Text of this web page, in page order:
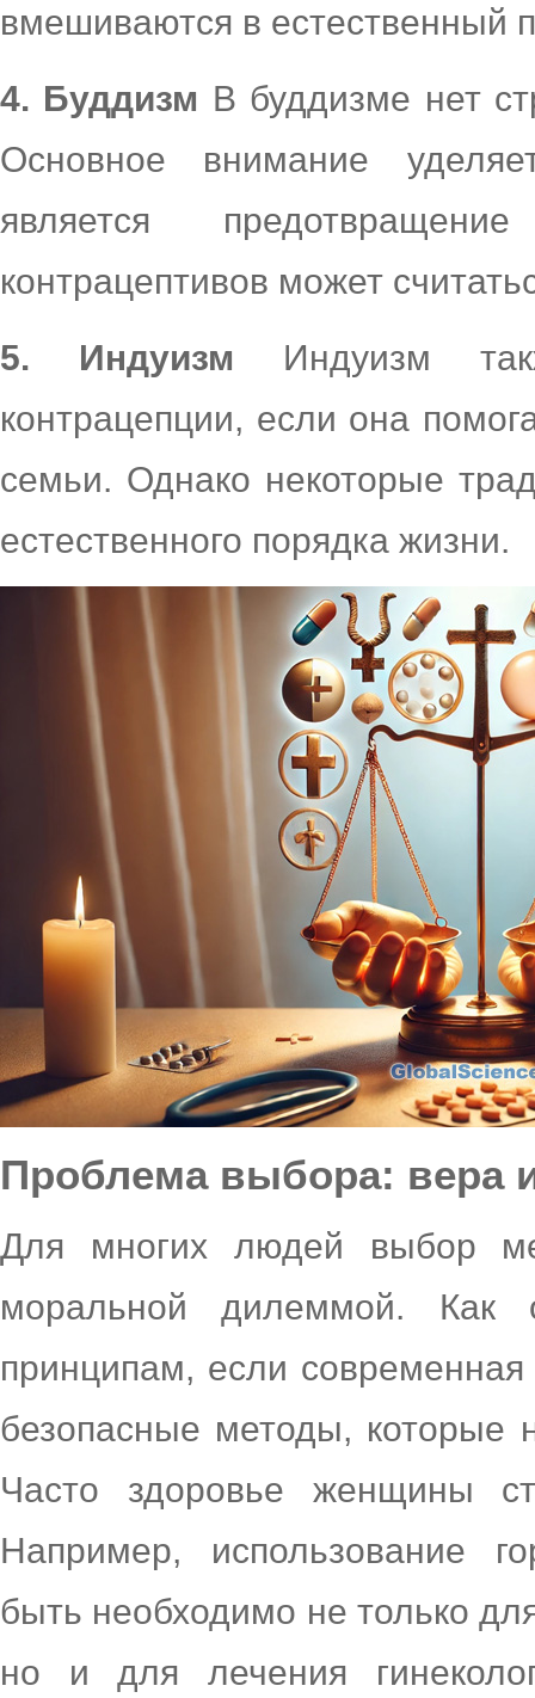
вмешиваются в естественный
4. Буддизм В буддизме нет
Основное внимание
является
контрацептивов может
5. Индуизм Индуизм
контрацепции, если она
семьи. Однако некоторые
естественного порядка жизни.
Проблема выбора: вера
Для многих людей выбор
моральной дилеммой. Как
принципам, если
безопасные методы, которые
Часто здоровье женщины
Например, использование
быть необходимо не только
но и для лечения